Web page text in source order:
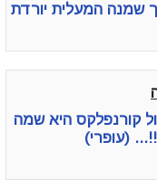
המעלית יורדת
קורנפלקס היא שמה